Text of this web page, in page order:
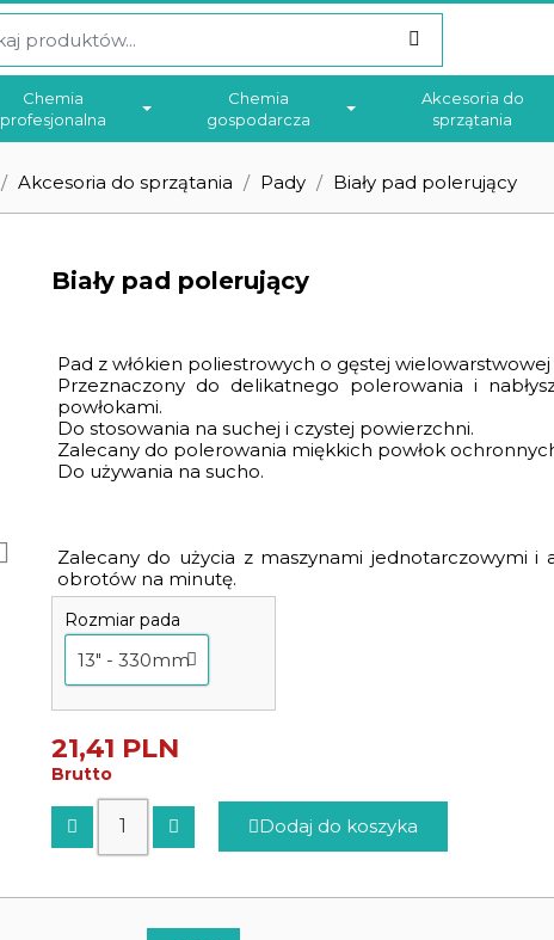
Chemia
profesjonalna
Chemia
gospodarcza
Akcesoria do
sprzątania
Akcesoria do sprzątania Pady Biały pad polerujący
Biały pad polerujący
Pad z włókien poliestrowych o gęstej
Przeznaczony do delikatnego polerowania i
powłokami.
Do stosowania na suchej i czystej powierzchni.
Zalecany do polerowania miękkich powłok
Do używania na sucho.
Zalecany do użycia z maszynami jednotarczowymi
obrotów na minutę.
Rozmiar pada
21,41 PLN
Brutto
Dodaj do koszyka